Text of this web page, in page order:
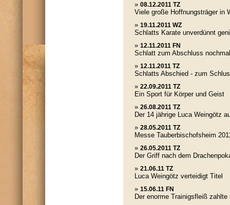
» 08.12.2011 TZ
Viele große Hoffnungsträger in
» 19.11.2011 WZ
Schlatts Karate unverdünnt
» 12.11.2011 FN
Schlatt zum Abschluss
» 12.11.2011 TZ
Schlatts Abschied - zum
» 22.09.2011 TZ
Ein Sport für Körper und Geist
» 26.08.2011 TZ
Der 14 jährige Luca Weingötz
» 28.05.2011 TZ
Messe Tauberbischofsheim
» 26.05.2011 TZ
Der Griff nach dem
» 21.06.11 TZ
Luca Weingötz verteidigt Titel
» 15.06.11 FN
Der enorme Trainigsfleiß zahlte